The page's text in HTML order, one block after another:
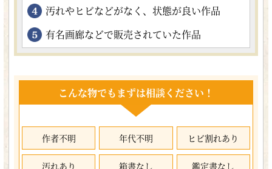
汚れやヒビなどがなく、状態が良い作品
有名画廊などで販売されていた作品
こんな物でもまずは相談ください！
作者不明 年代不明 ヒビ割れあり
汚れあり 箱書なし 鑑定書なし